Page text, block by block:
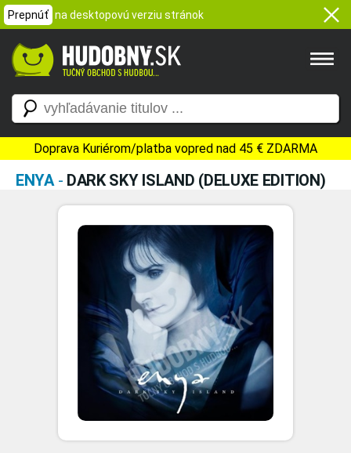
Prepnúť na desktopovú verziu stránok
Doprava Kuriérom/platba vopred nad 45 € ZDARMA
ENYA- DARK SKY ISLAND (DELUXE EDITION)